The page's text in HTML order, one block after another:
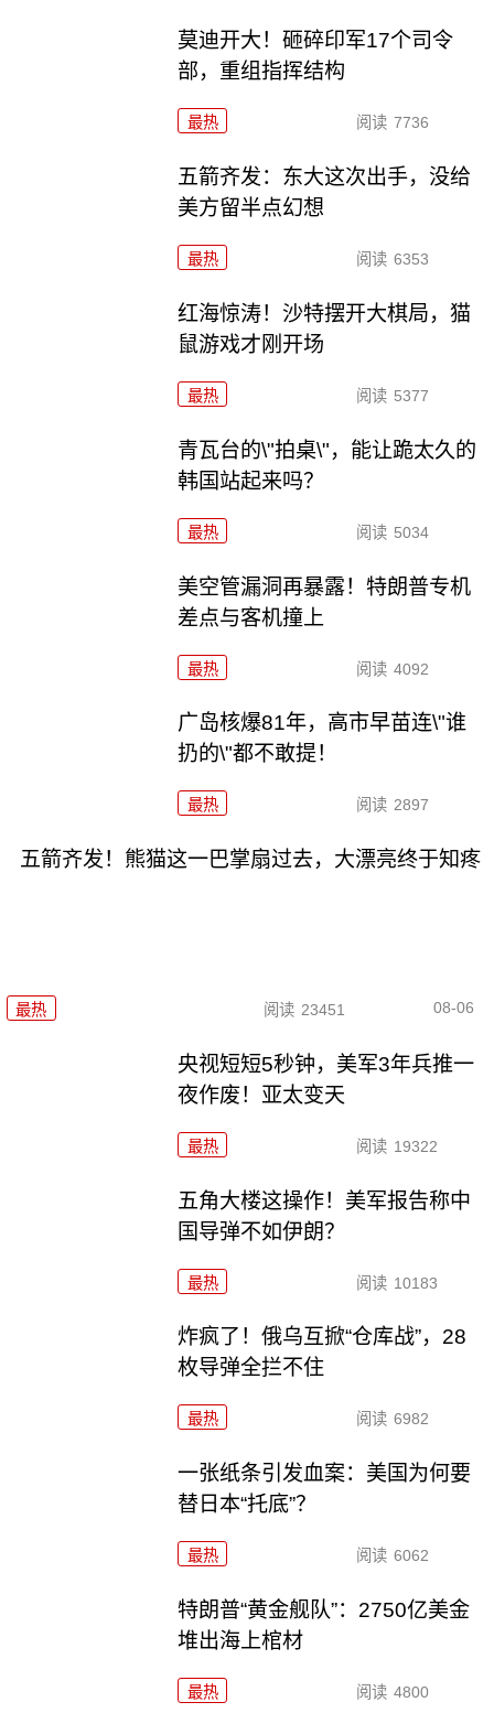
莫迪开大！砸碎印军17个司令
部，重组指挥结构
最热 阅读 7736
五箭齐发：东大这次出手，没给
美方留半点幻想
最热 阅读 6353
红海惊涛！沙特摆开大棋局，猫
鼠游戏才刚开场
最热 阅读 5377
青瓦台的\"拍桌\"，能让跪太久的
韩国站起来吗？
最热 阅读 5034
美空管漏洞再暴露！特朗普专机
差点与客机撞上
最热 阅读 4092
广岛核爆81年，高市早苗连\"谁
扔的\"都不敢提！
最热 阅读 2897
五箭齐发！熊猫这一巴掌扇过去，大漂亮终于知疼
最热 阅读 23451 08-06
央视短短5秒钟，美军3年兵推一
夜作废！亚太变天
最热 阅读 19322
五角大楼这操作！美军报告称中
国导弹不如伊朗？
最热 阅读 10183
炸疯了！俄乌互掀“仓库战”，28
枚导弹全拦不住
最热 阅读 6982
一张纸条引发血案：美国为何要
替日本“托底”？
最热 阅读 6062
特朗普“黄金舰队”：2750亿美金
堆出海上棺材
最热 阅读 4800